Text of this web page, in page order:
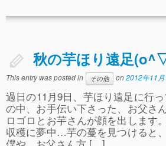
秋の芋ほり遠足
This entry was posted in その他 on2012年11
過日の11月9日、芋ほり遠足に行
の中、お手伝い下さった、お父さ
ロゴロとお芋さんが顔を出します
収穫に夢中…芋の蔓を見つけると